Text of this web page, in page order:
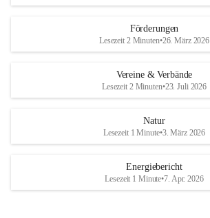
Förderungen
Lesezeit 2 Minuten•26. März 2026
Vereine & Verbände
Lesezeit 2 Minuten•23. Juli 2026
Natur
Lesezeit 1 Minute•3. März 2026
Energiebericht
Lesezeit 1 Minute•7. Apr. 2026